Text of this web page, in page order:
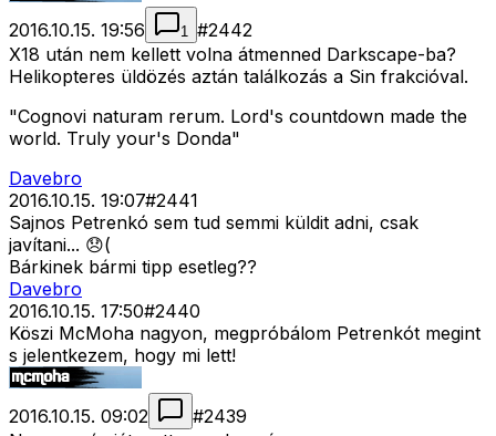
2016.10.15. 19:56 1 #2442
X18 után nem kellett volna átmenned Darkscape-ba?
Helikopteres üldözés aztán találkozás a Sin frakcióval.
"Cognovi naturam rerum. Lord's countdown made the
world. Truly your's Donda"
Davebro
2016.10.15. 19:07#2441
Sajnos Petrenkó sem tud semmi küldit adni, csak
javítani... 😞(
Bárkinek bármi tipp esetleg??
Davebro
2016.10.15. 17:50#2440
Köszi McMoha nagyon, megpróbálom Petrenkót megint
s jelentkezem, hogy mi lett!
2016.10.15. 09:02 #2439